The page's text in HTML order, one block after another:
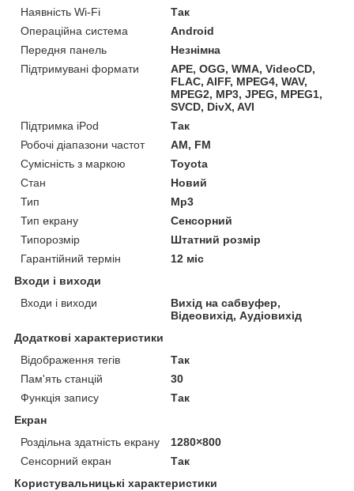
Наявність Wi-Fi
Так
Операційна система
Android
Передня панель
Незнімна
Підтримувані формати
APE, OGG, WMA, VideoCD,
FLAC, AIFF, MPEG4, WAV,
MPEG2, MP3, JPEG, MPEG1,
SVCD, DivX, AVI
Підтримка iPod
Так
Робочі діапазони частот
AM, FM
Сумісність з маркою
Toyota
Стан
Новий
Тип
Mp3
Тип екрану
Сенсорний
Типорозмір
Штатний розмір
Гарантійний термін
12 міс
Входи і виходи
Входи і виходи
Вихід на сабвуфер,
Відеовихід, Аудіовихід
Додаткові характеристики
Відображення тегів
Так
Пам'ять станцій
30
Функція запису
Так
Екран
Роздільна здатність екрану
1280×800
Сенсорний екран
Так
Користувальницькі характеристики